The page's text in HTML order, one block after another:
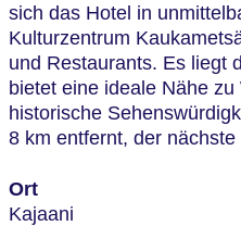
sich das Hotel in
Kulturzentrum
und Restaurants. Es liegt
bietet eine ideale Nähe
historische
8 km entfernt, der
Ort
Kajaani